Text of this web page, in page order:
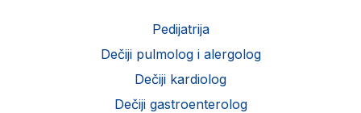
Pedijatrija
Dečiji pulmolog i alergolog
Dečiji kardiolog
Dečiji gastroenterolog